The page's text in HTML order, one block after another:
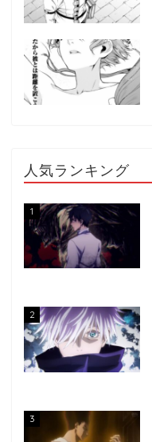
人気ランキング
1
2
3